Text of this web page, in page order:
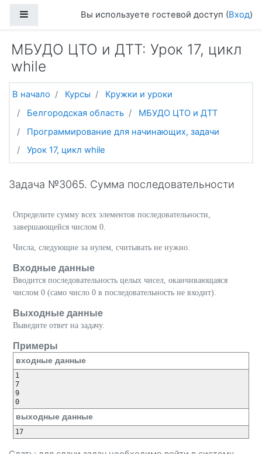
Боковая панельВы используете гостевой доступ (Вход)
МБУДО ЦТО и ДТТ: Урок 17, цикл
while
В начало Курсы
Кружки и уроки
Белгородская область
МБУДО ЦТО и ДТТ
Программирование для начинающих, задачи
Урок 17, цикл while
Задача №3065. Сумма последовательности
Определите сумму всех элементов последовательности,
завершающейся числом 0.
Числа, следующие за нулем, считывать не нужно.
Входные данные
Вводится последовательность целых чисел, оканчивающаяся
числом 0 (само число 0 в последовательность не входит).
Выходные данные
Выведите ответ на задачу.
Примеры
входные данные
1
7
9
выходные данные